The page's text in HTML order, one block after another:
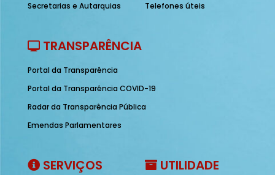
Secretarias e Autarquias
Telefones úteis
TRANSPARÊNCIA
Portal da Transparência
Portal da Transparência COVID-19
Radar da Transparência Pública
Emendas Parlamentares
SERVIÇOS UTILIDADE